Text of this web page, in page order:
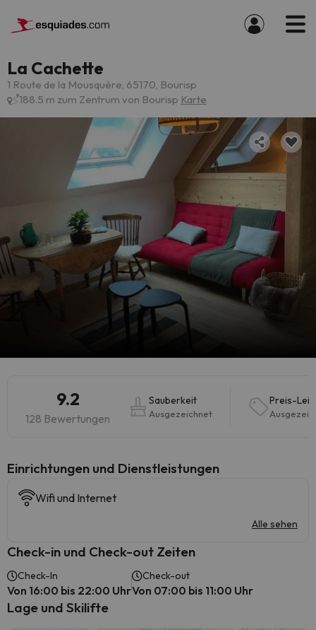
La Cachette
1 Route de la Mousquère, 65170, Bourisp
188.5 m zum Zentrum von Bourisp Karte
9.2
128 Bewertungen
Sauberkeit
Ausgezeichnet
Preis-
​Einrichtungen und Dienstleistungen
Wifi und Internet
Alle sehen
Check-in und Check-out Zeiten
Check-In
Von 16:00 bis 22:00 Uhr
Check-out
Von 07:00 bis 11:00 Uhr
Lage und Skilifte